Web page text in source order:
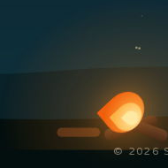
© 2026